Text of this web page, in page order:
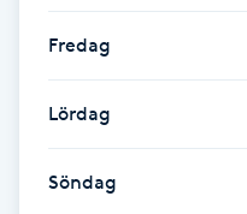
Klippning & Slingor
Klippning ungdom
Koppningsmassage
Fredag
Lördag
Söndag